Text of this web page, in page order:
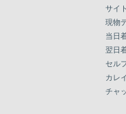
サイ
現物
当日
翌日
セル
カレ
チャ